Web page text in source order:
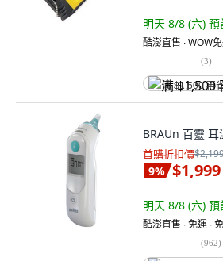
明天 8/8 (六) 預
酷澎直售 ∙ WOW
(3)
满 $1,500 再
BRAUn 百靈
首購折扣價
9% $1,999
明天 8/8 (六) 預
酷澎直售 ∙ 免運 ∙
(962)